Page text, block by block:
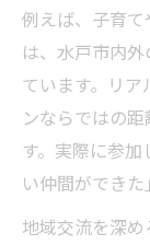
例えば、子育
は、水戸市内
ています。リ
ンならではの
す。実際に参
い仲間ができた
地域交流を深